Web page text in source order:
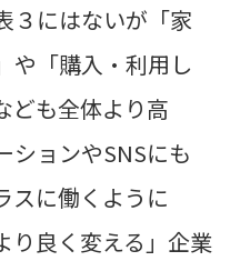
３にはないが「家
や「購入・利用し
ども全体より高
ションやSNSにも
スに働くように
り良く変える」企業